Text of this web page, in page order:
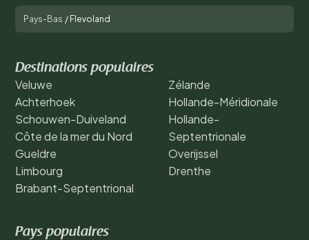
Pays-Bas / Flevoland
Destinations populaires
Veluwe
Achterhoek
Schouwen-Duiveland
Côte de la mer du Nord
Gueldre
Limbourg
Brabant-Septentrional
Zélande
Hollande-Méridionale
Hollande-
Septentrionale
Overijssel
Drenthe
Pays populaires